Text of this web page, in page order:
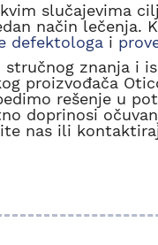
slučajevima
način lečenja.
defektologa i
stručnog znanja i
proizvođača
rešenje u
doprinosi
nas ili